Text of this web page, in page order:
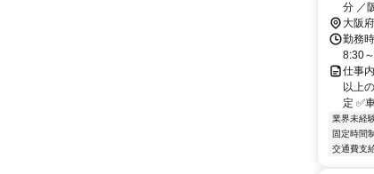
分 ／
ク通
大阪
勤務
8:30
仕事
以上
定 ✅
業界未経
固定時間制
交通費支